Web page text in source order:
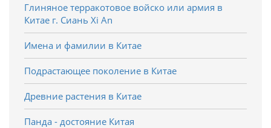
Глиняное терракотовое войско или армия в
Китае г. Сиань Xi An
Имена и фамилии в Китае
Подрастающее поколение в Китае
Древние растения в Китае
Панда - достояние Китая